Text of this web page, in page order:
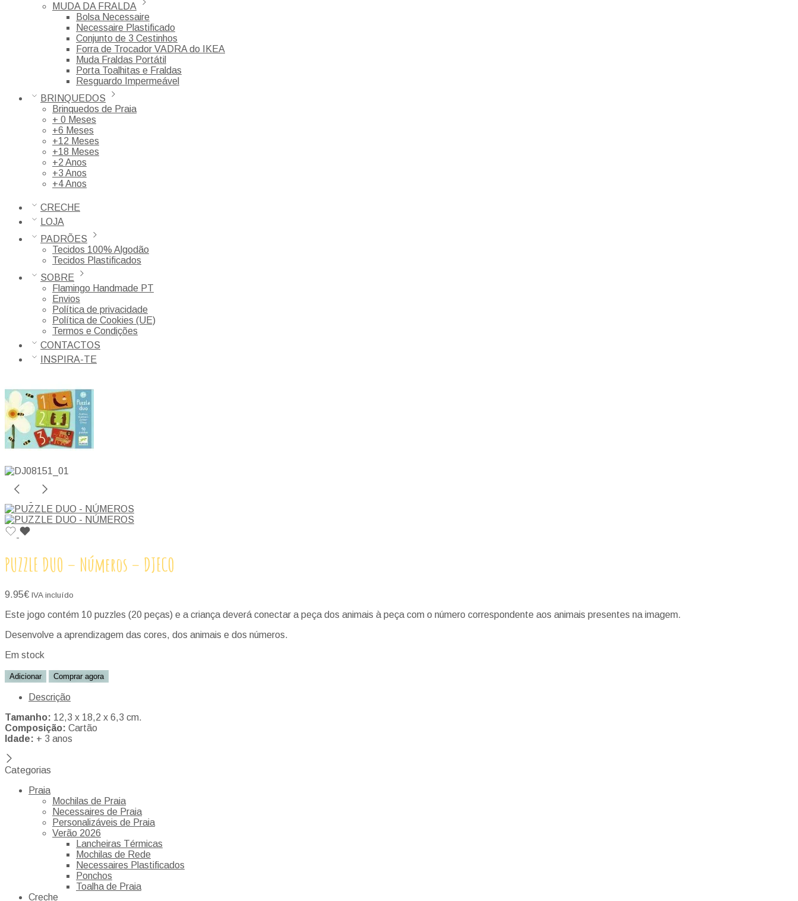
MUDA DA FRALDA
Bolsa Necessaire
Necessaire Plastificado
Conjunto de 3 Cestinhos
Forra de Trocador VADRA do IKEA
Muda Fraldas Portátil
Porta Toalhitas e Fraldas
Resguardo Impermeável
BRINQUEDOS
Brinquedos de Praia
+ 0 Meses
+6 Meses
+12 Meses
+18 Meses
+2 Anos
+3 Anos
+4 Anos
CRECHE
LOJA
PADRÕES
Tecidos 100% Algodão
Tecidos Plastificados
SOBRE
Flamingo Handmade PT
Envios
Política de privacidade
Política de Cookies (UE)
Termos e Condições
CONTACTOS
INSPIRA-TE
PUZZLE DUO – Números – DJECO
9.95€ IVA incluído
Este jogo contém 10 puzzles (20 peças) e a criança deverá conectar a peça dos animais à peça com o número correspondente aos animais presentes na imagem.
Desenvolve a aprendizagem das cores, dos animais e dos números.
Em stock
Adicionar Comprar agora
Descrição
Tamanho: 12,3 x 18,2 x 6,3 cm.
Composição: Cartão
Idade: + 3 anos
Categorias
Praia
Mochilas de Praia
Necessaires de Praia
Personalizáveis de Praia
Verão 2026
Lancheiras Térmicas
Mochilas de Rede
Necessaires Plastificados
Ponchos
Toalha de Praia
Creche